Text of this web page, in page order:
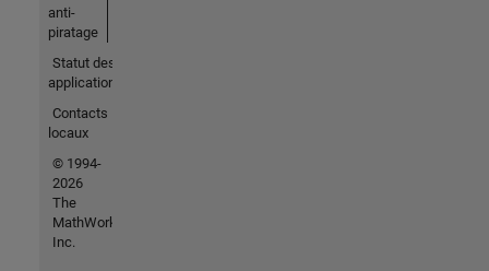
anti-
piratage
Statut des
applications
Contacts
locaux
© 1994-
2026
The
MathWorks,
Inc.